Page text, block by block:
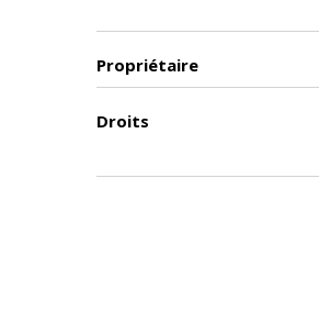
Propriétaire
Droits